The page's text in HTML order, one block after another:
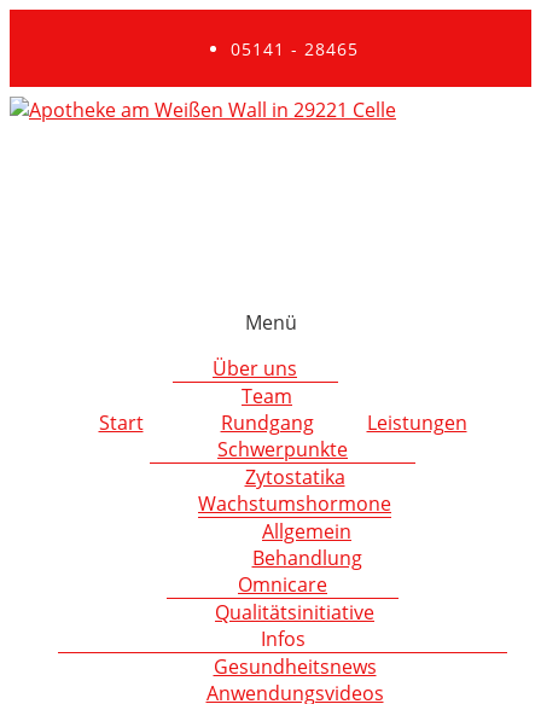
05141 - 28465
Menü
Start
Über uns
Team
Rundgang
Leistungen
Schwerpunkte
Zytostatika
Wachstumshormone
Allgemein
Behandlung
Omnicare
Qualitätsinitiative
Infos
Gesundheitsnews
Anwendungsvideos